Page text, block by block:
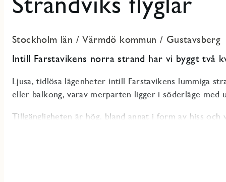
Stockholm län /Värmdö kommun / Gustavsberg
Intill Farstavikens norra strand har vi byggt två
Ljusa, tidlösa lägenheter intill Farstavikens lummiga
eller balkong, varav merparten ligger i söderläge med
Tillgängligheten är hög, bland annat i form av hiss och